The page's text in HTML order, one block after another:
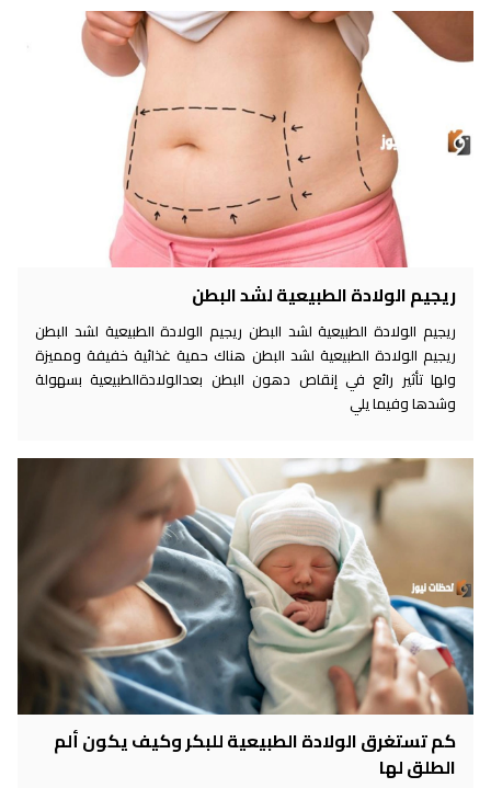
ريجيم الولادة الطبيعية لشد البطن
ريجيم الولادة الطبيعية لشد البطن ريجيم الولادة الطبيعية لشد البطن
ريجيم الولادة الطبيعية لشد البطن هناك حمية غذائية خفيفة ومميزة
ولها تأثير رائع في إنقاص دهون البطن بعدالولادةالطبيعية بسهولة
وشدها وفيما يلي
كم تستغرق الولادة الطبيعية للبكر وكيف يكون ألم
الطلق لها